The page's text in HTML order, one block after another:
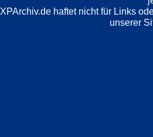
XPArchiv.de haftet nicht für Links
unserer